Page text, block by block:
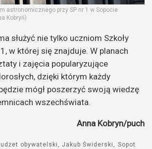
astronomicznego przy SP nr 1 w Sopocie
Kobryń)
służyć nie tylko uczniom Szkoły
w której się znajduje. W planach
i zajęcia popularyzujące
dzięki którym każdy
mógł poszerzyć swoją wiedzę
wszechświata.
Anna Kobryn/puch
obywatelski Jakub Świderski Sopot